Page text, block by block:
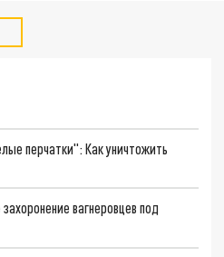
перчатки": Как уничтожить
вагнеровцев под